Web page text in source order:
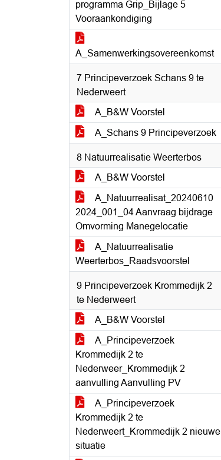
programma Grip_Bijlage 5
Vooraankondiging
A_Samenwerkingsovereenkomst
7 Principeverzoek Schans 9 te
Nederweert
A_B&W Voorstel
A_Schans 9 Principeverzoek
8 Natuurrealisatie Weerterbos
A_B&W Voorstel
A_Natuurrealisat_20240610
2024_001_04 Aanvraag bijdrage
Omvorming Manegelocatie
A_Natuurrealisatie
Weerterbos_Raadsvoorstel
9 Principeverzoek Krommedijk 2
te Nederweert
A_B&W Voorstel
A_Principeverzoek
Krommedijk 2 te
Nederweer_Krommedijk 2
aanvulling Aanvulling PV
A_Principeverzoek
Krommedijk 2 te
Nederweert_Krommedijk 2 nieuwe
situatie